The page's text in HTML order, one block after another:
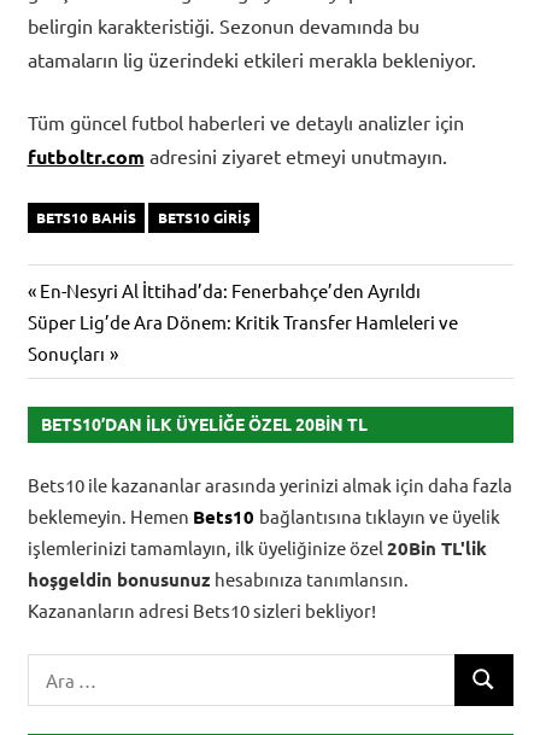
belirgin karakteristiği. Sezonun devamında bu
atamaların lig üzerindeki etkileri merakla bekleniyor.
Tüm güncel futbol haberleri ve detaylı analizler için
futboltr.com adresini ziyaret etmeyi unutmayın.
BETS10 BAHIS BETS10 GIRIŞ
Yazı
gezinmesi
Previous
Post:
En-Nesyri Al İttihad’da: Fenerbahçe’den Ayrıldı
Next
Post:
Süper Lig’de Ara Dönem: Kritik Transfer Hamleleri ve
Sonuçları
BETS10’DAN İLK ÜYELIĞE ÖZEL 20BIN TL
Bets10 ile kazananlar arasında yerinizi almak için daha fazla
beklemeyin. Hemen Bets10 bağlantısına tıklayın ve üyelik
işlemlerinizi tamamlayın, ilk üyeliğinize özel 20Bin TL'lik
hoşgeldin bonusunuz hesabınıza tanımlansın.
Kazananların adresi Bets10 sizleri bekliyor!
ARA